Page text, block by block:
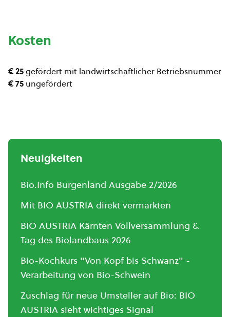
Kosten
€ 25gefördert mit landwirtschaftlicher Betriebsnummer
€ 75 ungefördert
Neuigkeiten
Bio.Info Burgenland Ausgabe 2/2026
Mit BIO AUSTRIA direkt vermarkten
BIO AUSTRIA Kärnten Vollversammlung &
Tag des Biolandbaus 2026
Bio-Kochkurs "Von Kopf bis Schwanz" -
Verarbeitung von Bio-Schwein
Zuschlag für neue Umsteller auf Bio: BIO
AUSTRIA sieht wichtiges Signal